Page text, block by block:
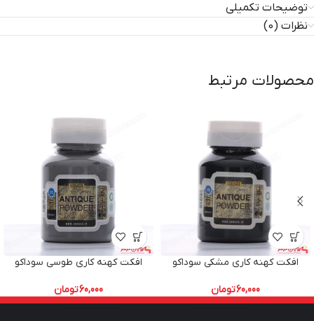
توضیحات تکمیلی
نظرات (0)
محصولات مرتبط
افکت کهنه کاری مشکی سوداکو
60,000تومان
افکت کهنه کاری طوسی سوداکو
60,000تومان